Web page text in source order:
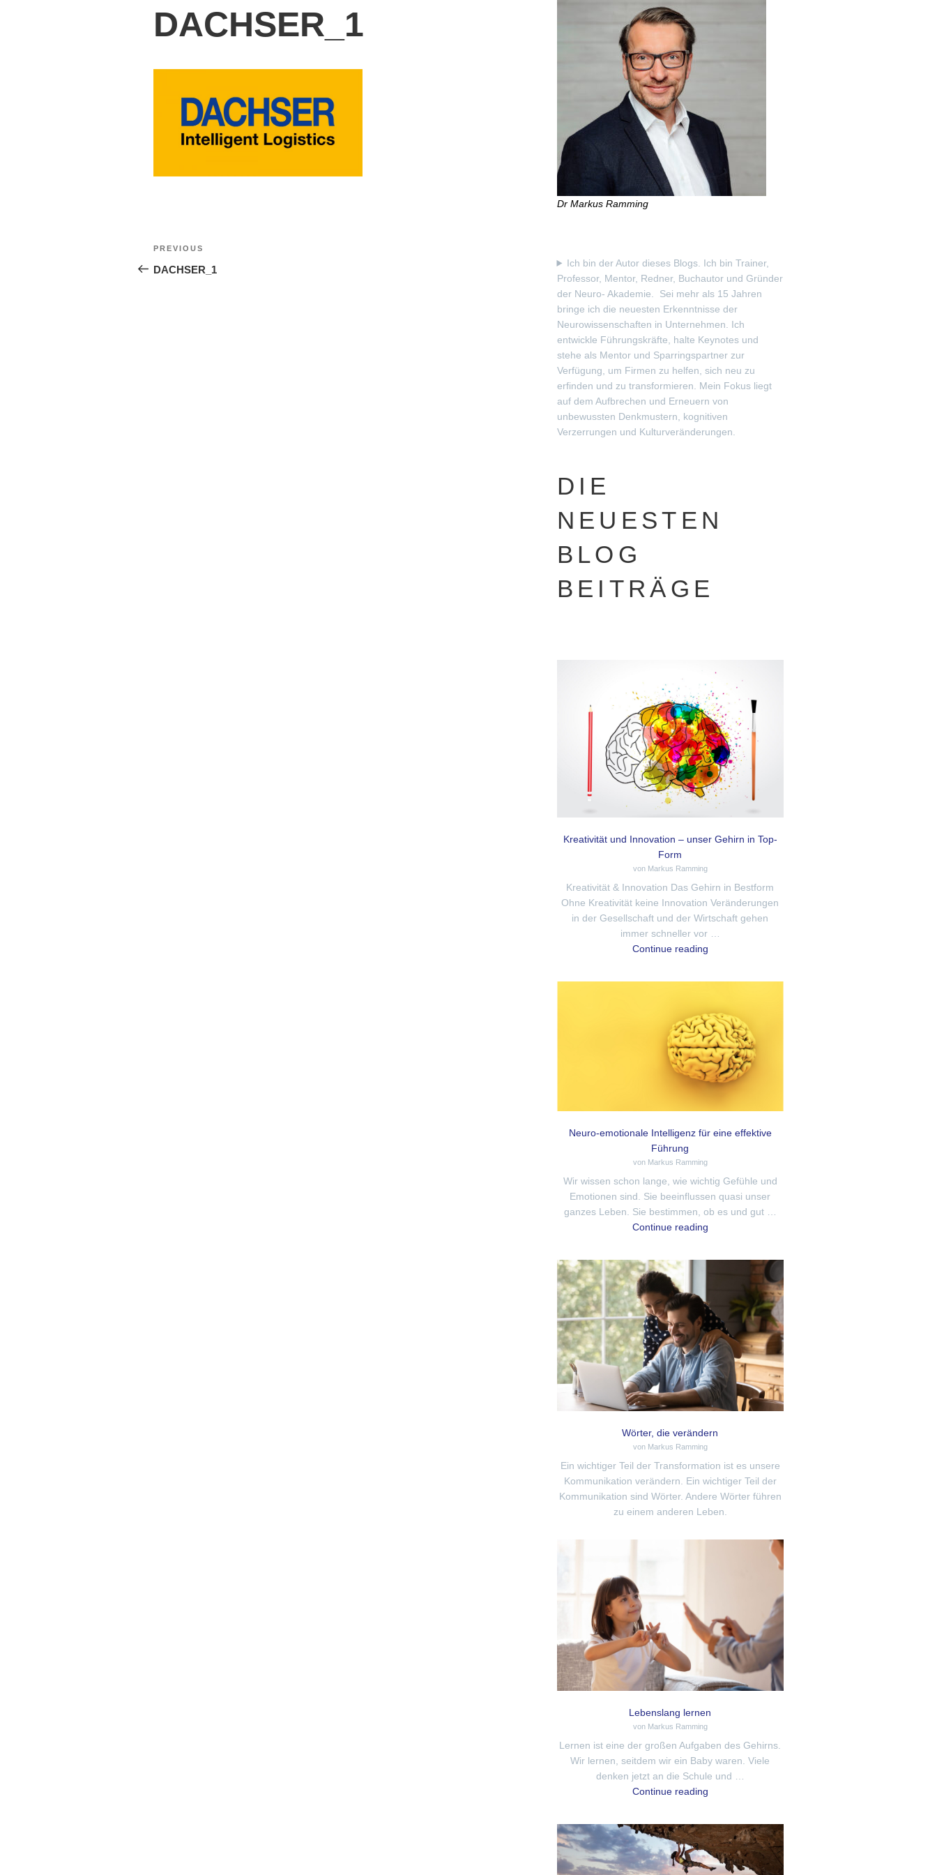
DACHSER_1
PREVIOUS
DACHSER_1
Dr Markus Ramming
Ich bin der Autor dieses Blogs. Ich bin Trainer,
Professor, Mentor, Redner, Buchautor und Gründer
der Neuro- Akademie. Sei mehr als 15 Jahren
bringe ich die neuesten Erkenntnisse der
Neurowissenschaften in Unternehmen. Ich
entwickle Führungskräfte, halte Keynotes und
stehe als Mentor und Sparringspartner zur
Verfügung, um Firmen zu helfen, sich neu zu
erfinden und zu transformieren. Mein Fokus liegt
auf dem Aufbrechen und Erneuern von
unbewussten Denkmustern, kognitiven
Verzerrungen und Kulturveränderungen.
DIE
NEUESTEN
BLOG
BEITRÄGE
Kreativität und Innovation – unser Gehirn in Top-
Form
von Markus Ramming
Kreativität & Innovation Das Gehirn in Bestform
Ohne Kreativität keine Innovation Veränderungen
in der Gesellschaft und der Wirtschaft gehen
immer schneller vor …
Continue reading
Neuro-emotionale Intelligenz für eine effektive
Führung
von Markus Ramming
Wir wissen schon lange, wie wichtig Gefühle und
Emotionen sind. Sie beeinflussen quasi unser
ganzes Leben. Sie bestimmen, ob es und gut …
Continue reading
Wörter, die verändern
von Markus Ramming
Ein wichtiger Teil der Transformation ist es unsere
Kommunikation verändern. Ein wichtiger Teil der
Kommunikation sind Wörter. Andere Wörter führen
zu einem anderen Leben.
Lebenslang lernen
von Markus Ramming
Lernen ist eine der großen Aufgaben des Gehirns.
Wir lernen, seitdem wir ein Baby waren. Viele
denken jetzt an die Schule und …
Continue reading